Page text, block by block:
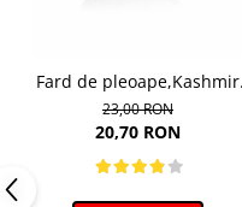
Fard de pleoape,Kashmir
Mono&Neo, nuanta 605 - 5g
23,00 RON
20,70 RON